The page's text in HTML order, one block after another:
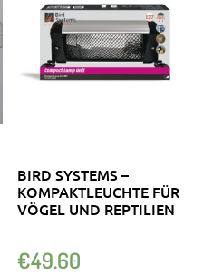
BIRD SYSTEMS –
KOMPAKTLEUCHTE FÜR
VÖGEL UND REPTILIEN
€49.60